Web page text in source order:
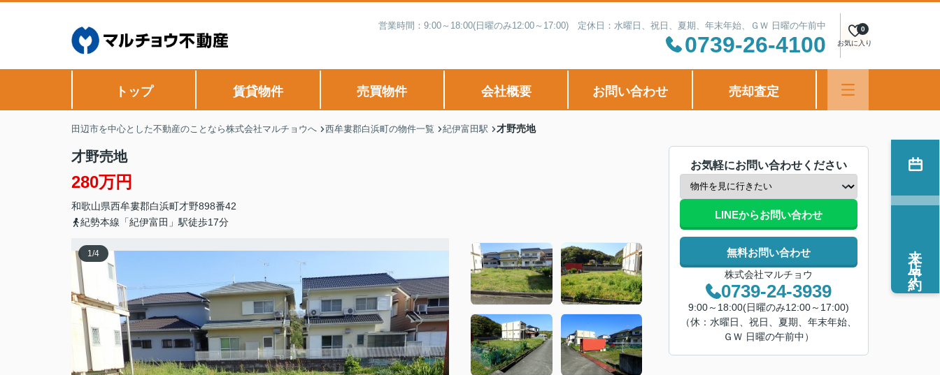
営業時間：9:00～18:00(日曜のみ12:00～17:00) 定休日：水曜日、祝日、夏期、年末年始、ＧＷ 日曜の午前中
0739-26-4100 お気に入り
0
トップ 賃貸物件 売買物件 会社概要 お問い合わせ 売却査定
田辺市を中心とした不動産のことなら株式会社マルチョウへ 西牟婁郡白浜町の物件一覧 紀伊富田駅 才野売地
才野売地
280万円
和歌山県西牟婁郡白浜町才野898番42
紀勢本線「紀伊富田」駅徒歩17分
1/4
お気軽にお問い合わせください
LINEからお問い合わせ
無料お問い合わせ
株式会社マルチョウ
0739-24-3939
9:00～18:00(日曜のみ12:00～17:00)
（休：水曜日、祝日、夏期、年末年始、
ＧＷ 日曜の午前中）
来店予約